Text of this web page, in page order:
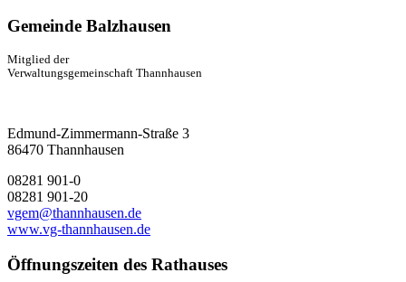
Gemeinde Balzhausen
Mitglied der
Verwaltungsgemeinschaft Thannhausen
Edmund-Zimmermann-Straße 3
86470 Thannhausen
08281 901-0
08281 901-20
vgem@thannhausen.de
www.vg-thannhausen.de
Öffnungszeiten des Rathauses